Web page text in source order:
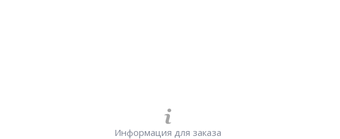
Информация для заказа